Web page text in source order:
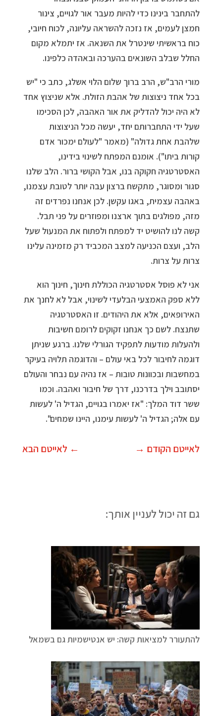
להתחבר בינינו כדי להיות מעבר אור לגויים, צינור
חמצן לעמים, אז נזכה להשראה עליונה, לכוח חיובי,
כוח בראשיתי שינטרל את השנאה. אז יתמלא מקום
החלל שבלב השונאים בהערכה ובאהדה כלפינו.
מורי הרב"ש, הרב ברוך שלום הלוי אשלג, כתב כי "יש
בכל אחד ניצוצות של אהבת הזולת. אלא שניצוץ אחד
לא היה יכול להדליק את אור האהבה, לכן הסכימו
שעל ידי התחברותם יחד, יעשה מכל הניצוצות
שלהבת אחת גדולה" (מאמר "לעולם ימכור אדם
קורות ביתו"). אומנם המפתח לשינוי בידינו,
האסטרטגיה חקוקה בנו, אבל הקושי ברור. הלב שלנו
סגור ומסוגר, מתקשח ברצון עבה יותר לטובת עצמנו,
באהבה עצמית, באגו עקשן. לכן אנחנו נפרדים זה
מזה, מפולגים בתוך ארצנו ומפוזרים על פני תבל.
קשה לנו להושיט יד למפתח ולפתוח את המנעול שעל
הלב, ועצם הכניעה למצב המכביד רק מזמינה עלינו
צרות על צרות.
אני לא פוסל אסטרטגיה הכוללת חינוך, חינוך הוא
ללא ספק האמצעי הבלעדי לשינוי, אבל לא לחנך את
האירופאים, אלא את היהודים. זו האסטרטגיה
שתנצח. לשם כך אנחנו זקוקים לרומם חשיבות
ולהעלות מודעות לתפקיד הגורלי שלנו. ברגע שניתן
דוגמה לחיבור לכל באי עולם – והדוגמה תלויה בעיקר
במחשבות ובכוונות טובות – אז נהיה עם נבחר והעולם
יסתובב וילך בדרכנו, דרך של חיבור ואהבה. וכמו
ששר דוד המלך: "אז יאמרו בגויים, הגדיל ה' לעשות
עם אלה; הגדיל ה' לעשות עימנו, היינו שמחים".
← לאייטם הבא לאייטם הקודם →
גם זה יכול לעניין אותך:
להתעורר למציאות קשה: יש אנטישמיות גם בשמאל